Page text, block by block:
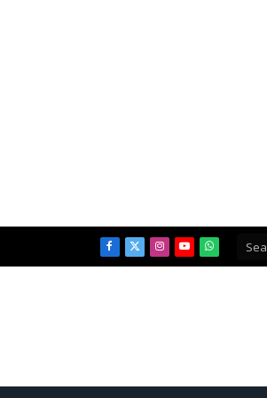
Facebook
X
Instagram
YouTubeWhatsApp